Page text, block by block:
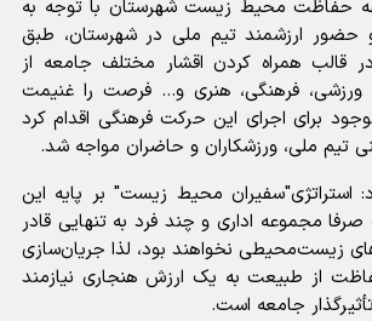
حفاظت محیط زیست شهرستان با توجه به
ارزشمند تیم ملی در شهرستان، طبق
قالب همراه کردن اقشار مختلف جامعه از
ورزشی، فرهنگی، هنری و... فرصت را غنیمت
برای اجرای این حرکت فرهنگی اقدام کرد
تیم ملی، ورزشکاران و حاضران مواجه شد.
استراتژی"سفیران محیط زیست" بر پایه این
مجموعه اداری و چند فرد به تنهایی قادر
زیست‌محیطی نخواهند بود، لذا جریان‌سازی
از طبیعت به یک ارزش هنجاری نیازمند
جامعه است.